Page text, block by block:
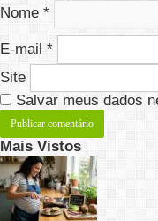
Nome *
E-mail *
Site
Salvar meus dados
Mais Vistos